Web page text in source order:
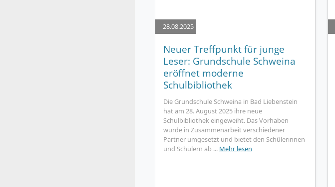
28.08.2025
Neuer Treffpunkt für junge
Leser: Grundschule Schweina
eröffnet moderne
Schulbibliothek
Die Grundschule Schweina in Bad Liebenstein
hat am 28. August 2025 ihre neue
Schulbibliothek eingeweiht. Das Vorhaben
wurde in Zusammenarbeit verschiedener
Partner umgesetzt und bietet den Schülerinnen
und Schülern ab ... Mehr lesen